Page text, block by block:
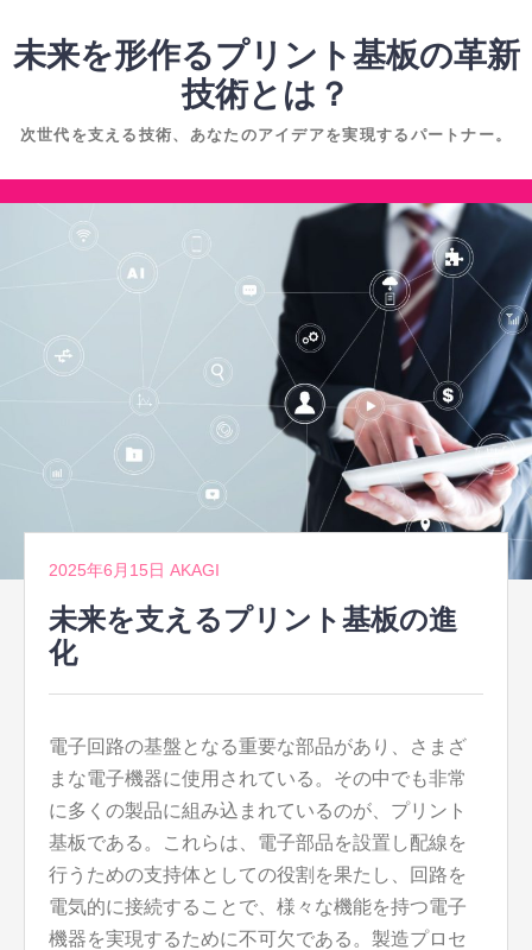
ン
へ
ス
未来を形作るプリント基板の革新
技術とは？
次世代を支える技術、あなたのアイデアを実現するパートナー。
コ
2025年6月15日 AKAGI
未来を支えるプリント基板の進
化
電子回路の基盤となる重要な部品があり、さまざ
まな電子機器に使用されている。 その中でも非常
に多くの製品に組み込まれているのが、プリント
基板である。これらは、電子部品を設置し配線を
行うための支持体としての役割を果たし、回路を
電気的に接続することで、様々な機能を持つ電子
機器を実現するために不可欠である。製造プロセ